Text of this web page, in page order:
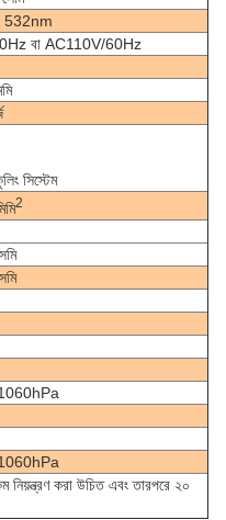
532nm
বা AC110V/60Hz
সিস্টেম
2
নিয়ন্ত্রণ করা উচিত এবং তারপরে ২০